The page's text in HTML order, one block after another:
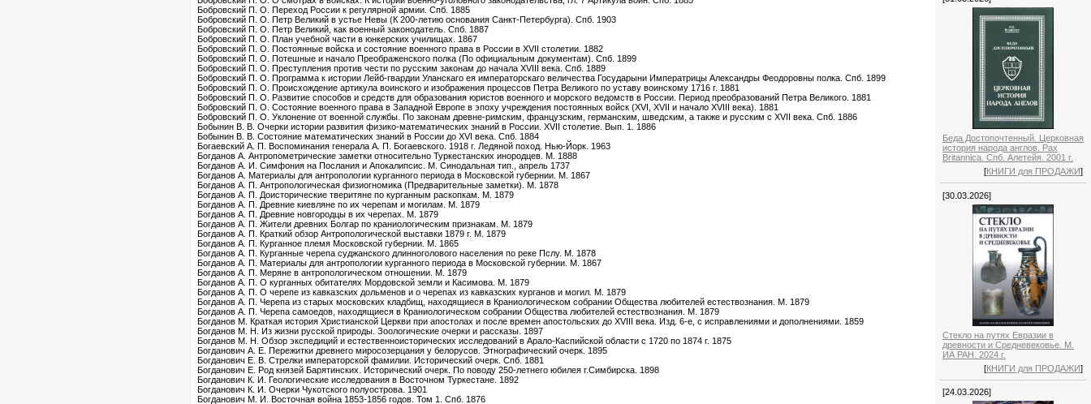
Бобровский П. О. Переход России к регулярной армии. Спб. 1885
Бобровский П. О. Петр Великий в устье Невы (К 200-летию основания Санкт-Петербурга). Спб. 1903
Бобровский П. О. Петр Великий, как военный законодатель. Спб. 1887
Бобровский П. О. План учебной части в юнкерских училищах. 1867
Бобровский П. О. Постоянные войска и состояние военного права в России в XVII столетии. 1882
Бобровский П. О. Потешные и начало Преображенского полка (По официальным документам). Спб. 1899
Бобровский П. О. Преступления против чести по русским законам до начала XVIII века. Спб. 1889
Бобровский П. О. Программа к истории Лейб-гвардии Уланскаго ея императорскаго величества Государыни Императрицы Александры Феодоровны полка. Спб. 1899
Бобровский П. О. Происхождение артикула воинского и изображения процессов Петра Великого по уставу воинскому 1716 г. 1881
Бобровский П. О. Развитие способов и средств для образования юристов военного и морского ведомств в России. Период преобразований Петра Великого. 1881
Бобровский П. О. Состояние военного права в Западной Европе в эпоху учреждения постоянных войск (XVI, XVII и начало XVIII века). 1881
Бобровский П. О. Уклонение от военной службы. По законам древне-римским, французским, германским, шведским, а также и русским с XVII века. Спб. 1886
Бобынин В. В. Очерки истории развития физико-математических знаний в России. XVII столетие. Вып. 1. 1886
Бобынин В. В. Состояние математических знаний в России до XVI века. Спб. 1884
Богаевский А. П. Воспоминания генерала А. П. Богаевского. 1918 г. Ледяной поход. Нью-Йорк. 1963
Богданов А. Антропометрические заметки относительно Туркестанских инородцев. М. 1888
Богданов А. И. Симфония на Послания и Апокалипсис. М. Синодальная тип., апрель 1737
Богданов А. Материалы для антропологии курганного периода в Московской губернии. М. 1867
Богданов А. П. Антропологическая физиогномика (Предварительные заметки). М. 1878
Богданов А. П. Доисторические тверитяне по курганным раскопкам. М. 1879
Богданов А. П. Древние киевляне по их черепам и могилам. М. 1879
Богданов А. П. Древние новгородцы в их черепах. М. 1879
Богданов А. П. Жители древних Болгар по краниологическим признакам. М. 1879
Богданов А. П. Краткий обзор Антропологической выставки 1879 г. М. 1879
Богданов А. П. Курганное племя Московской губернии. М. 1865
Богданов А. П. Курганные черепа суджанского длинноголового населения по реке Пслу. М. 1878
Богданов А. П. Материалы для антропологии курганного периода в Московской губернии. М. 1867
Богданов А. П. Меряне в антропологическом отношении. М. 1879
Богданов А. П. О курганных обитателях Мордовской земли и Касимова. М. 1879
Богданов А. П. О черепе из кавказских дольменов и о черепах из кавказских курганов и могил. М. 1879
Богданов А. П. Черепа из старых московских кладбищ, находящиеся в Краниологическом собрании Общества любителей естествознания. М. 1879
Богданов А. П. Черепа самоедов, находящиеся в Краниологическом собрании Общества любителей естествознания. М. 1879
Богданов М. Краткая история Христианской Церкви при апостолах и после времен апостольских до XVIII века. Изд. 6-е, с исправлениями и дополнениями. 1859
Богданов М. Н. Из жизни русской природы. Зоологические очерки и рассказы. 1897
Богданов М. Н. Обзор экспедиций и естественноисторических исследований в Арало-Каспийской области с 1720 по 1874 г. 1875
Богданович А. Е. Пережитки древнего миросозерцания у белорусов. Этнографический очерк. 1895
Богданович Е. В. Стрелки императорской фамилии. Исторический очерк. Спб. 1881
Богданович Е. Род князей Барятинских. Исторический очерк. По поводу 250-летнего юбилея г.Симбирска. 1898
Богданович К. И. Геологические исследования в Восточном Туркестане. 1892
Богданович К. И. Очерки Чукотского полуострова. 1901
Богданович М. И. Восточная война 1853-1856 годов. Том 1. Спб. 1876
Беда Достопочтенный. Церковная
история народа англов. Pax
Britannica. Спб. Алетейя. 2001 г.
[КНИГИ для ПРОДАЖИ]
[30.03.2026]
Стекло на путях Евразии в
древности и Средневековье. М.
ИА РАН. 2024 г.
[КНИГИ для ПРОДАЖИ]
[24.03.2026]